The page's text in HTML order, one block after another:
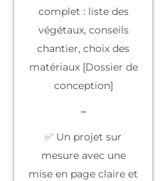
complet : liste des
végétaux, conseils
chantier, choix des
matériaux [Dossier de
conception]
–
✅ Un projet sur
mesureavec une
mise en page claire et